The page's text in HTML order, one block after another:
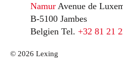
Namur Avenue de
B-5100 Jambes
Belgien Tel. +32 81 21
© 2026 Lexing